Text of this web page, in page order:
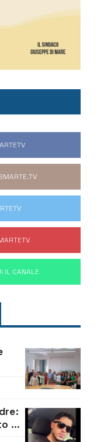
IL CANALE
ad